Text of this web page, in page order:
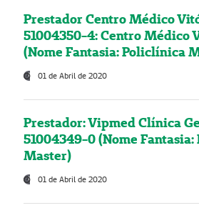
Prestador Centro Médico
51004350-4: Centro Médico
(Nome Fantasia: Policlínica
01 de Abril de 2020
Prestador: Vipmed Clínica
51004349-0 (Nome
Master)
01 de Abril de 2020